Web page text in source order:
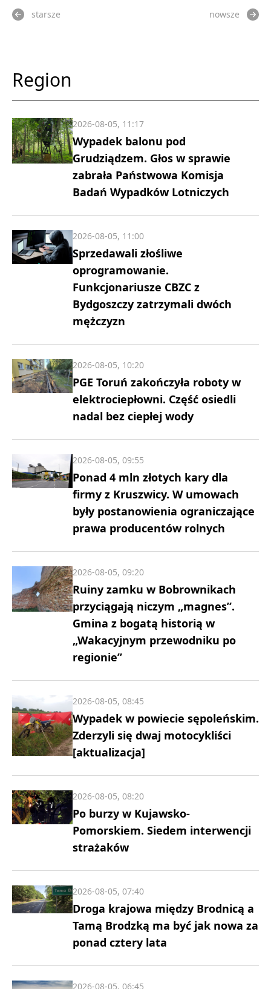
starsze nowsze
Region
Wypadek balonu pod
Grudziądzem. Głos w sprawie
zabrała Państwowa Komisja
Badań Wypadków Lotniczych
2026-08-05, 11:17
Sprzedawali złośliwe
oprogramowanie.
Funkcjonariusze CBZC z
Bydgoszczy zatrzymali dwóch
mężczyzn
2026-08-05, 11:00
PGE Toruń zakończyła roboty w
elektrociepłowni. Część osiedli
nadal bez ciepłej wody
2026-08-05, 10:20
Ponad 4 mln złotych kary dla
firmy z Kruszwicy. W umowach
były postanowienia ograniczające
prawa producentów rolnych
2026-08-05, 09:55
Ruiny zamku w Bobrownikach
przyciągają niczym „magnes”.
Gmina z bogatą historią w
„Wakacyjnym przewodniku po
regionie”
2026-08-05, 09:20
Wypadek w powiecie sępoleńskim.
Zderzyli się dwaj motocykliści
[aktualizacja]
2026-08-05, 08:45
Po burzy w Kujawsko-
Pomorskiem. Siedem interwencji
strażaków
2026-08-05, 08:20
Droga krajowa między Brodnicą a
Tamą Brodzką ma być jak nowa za
ponad cztery lata
2026-08-05, 07:40
2026-08-05, 06:45